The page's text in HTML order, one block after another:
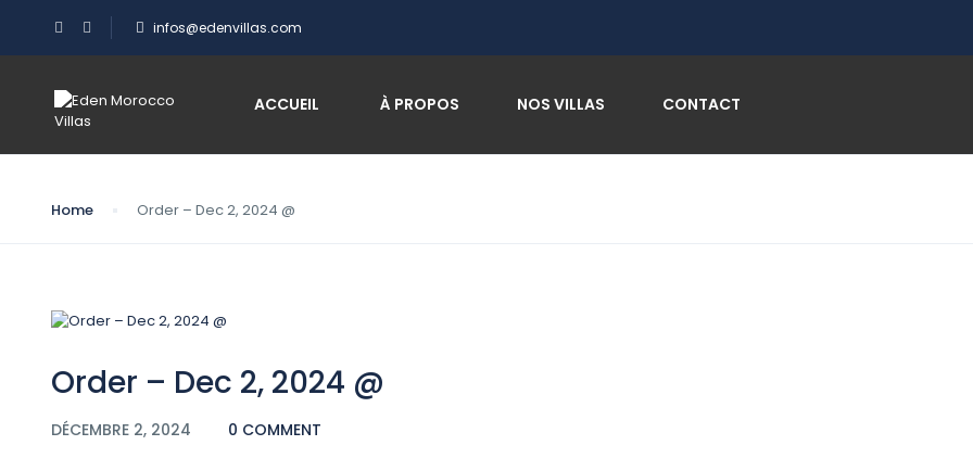
infos@edenvillas.com
ACCUEIL À PROPOS NOS VILLAS CONTACT
Blog
Home Order – Dec 2, 2024 @
Order – Dec 2, 2024 @
DÉCEMBRE 2, 2024 0 COMMENT